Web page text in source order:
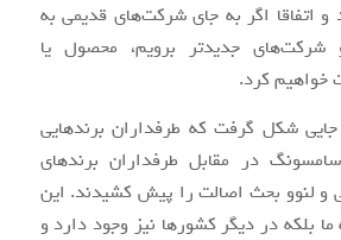
اتفاقا اگر به جای شرکت‌های قدیمی به
شرکت‌های جدیدتر برویم، محصول یا
خواهیم کرد.
جایی شکل گرفت که طرفداران برندهایی
در مقابل طرفداران برندهای
و لنوو بحث اصالت را پیش کشیدند. این
ما بلکه در دیگر کشورها نیز وجود دارد و